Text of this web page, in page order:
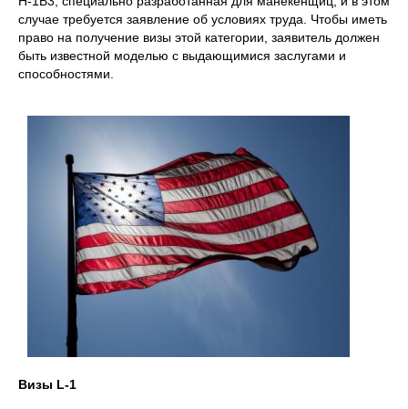
случае требуется заявление об условиях труда. Чтобы иметь
право на получение визы этой категории, заявитель должен
быть известной моделью с выдающимися заслугами и
способностями.
Визы L-1